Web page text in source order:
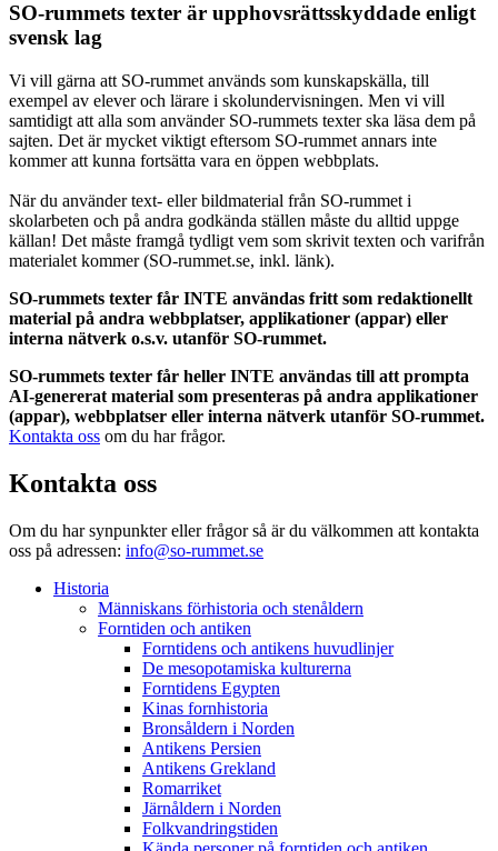
SO-rummets texter är upphovsrättsskyddade enligt
svensk lag
Vi vill gärna att SO-rummet används som kunskapskälla, till
exempel av elever och lärare i skolundervisningen. Men vi vill
samtidigt att alla som använder SO-rummets texter ska läsa dem på
sajten. Det är mycket viktigt eftersom SO-rummet annars inte
kommer att kunna fortsätta vara en öppen webbplats.
När du använder text- eller bildmaterial från SO-rummet i
skolarbeten och på andra godkända ställen måste du alltid uppge
källan! Det måste framgå tydligt vem som skrivit texten och varifrån
materialet kommer (SO-rummet.se, inkl. länk).
SO-rummets texter får INTE användas fritt som redaktionellt
material på andra webbplatser, applikationer (appar) eller
interna nätverk o.s.v. utanför SO-rummet.
SO-rummets texter får heller INTE användas till att prompta
AI-genererat material som presenteras på andra applikationer
(appar), webbplatser eller interna nätverk utanför SO-rummet.
Kontakta oss om du har frågor.
Kontakta oss
Om du har synpunkter eller frågor så är du välkommen att kontakta
oss på adressen: info@so-rummet.se
Historia
Människans förhistoria och stenåldern
Forntiden och antiken
Forntidens och antikens huvudlinjer
De mesopotamiska kulturerna
Forntidens Egypten
Kinas fornhistoria
Bronsåldern i Norden
Antikens Persien
Antikens Grekland
Romarriket
Järnåldern i Norden
Folkvandringstiden